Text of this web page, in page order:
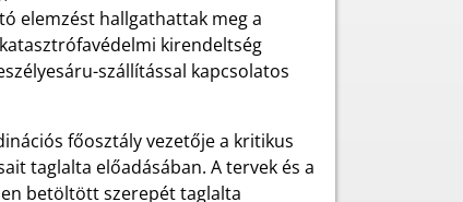
elemzést hallgathattak meg a
kirendeltség
szállítással kapcsolatos
főosztály vezetője a kritikus
taglalta előadásában. A tervek és a
betöltött szerepét taglalta